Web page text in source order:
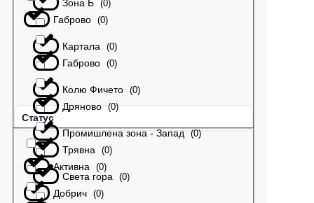
Зона Б (0)
Картала (0)
Колю Фичето (0)
Промишлена зона - Запад (0)
Света гора (0)
Габрово (0)
Габрово (0)
Дряново (0)
Трявна (0)
Добрич (0)
Статус
Активна (0)